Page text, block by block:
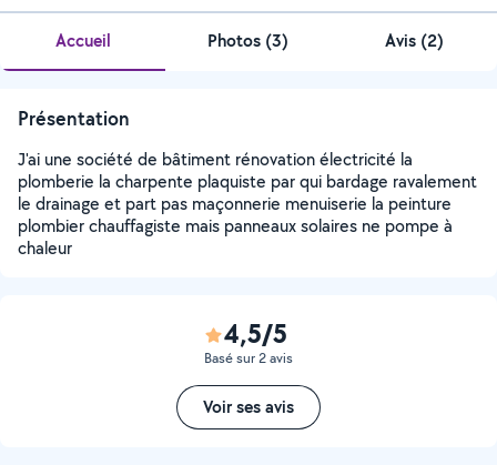
Accueil Photos (3) Avis (2)
Présentation
J'ai une société de bâtiment rénovation électricité la
plomberie la charpente plaquiste par qui bardage ravalement
le drainage et part pas maçonnerie menuiserie la peinture
plombier chauffagiste mais panneaux solaires ne pompe à
chaleur
4,5/5
Basé sur 2 avis
Voir ses avis